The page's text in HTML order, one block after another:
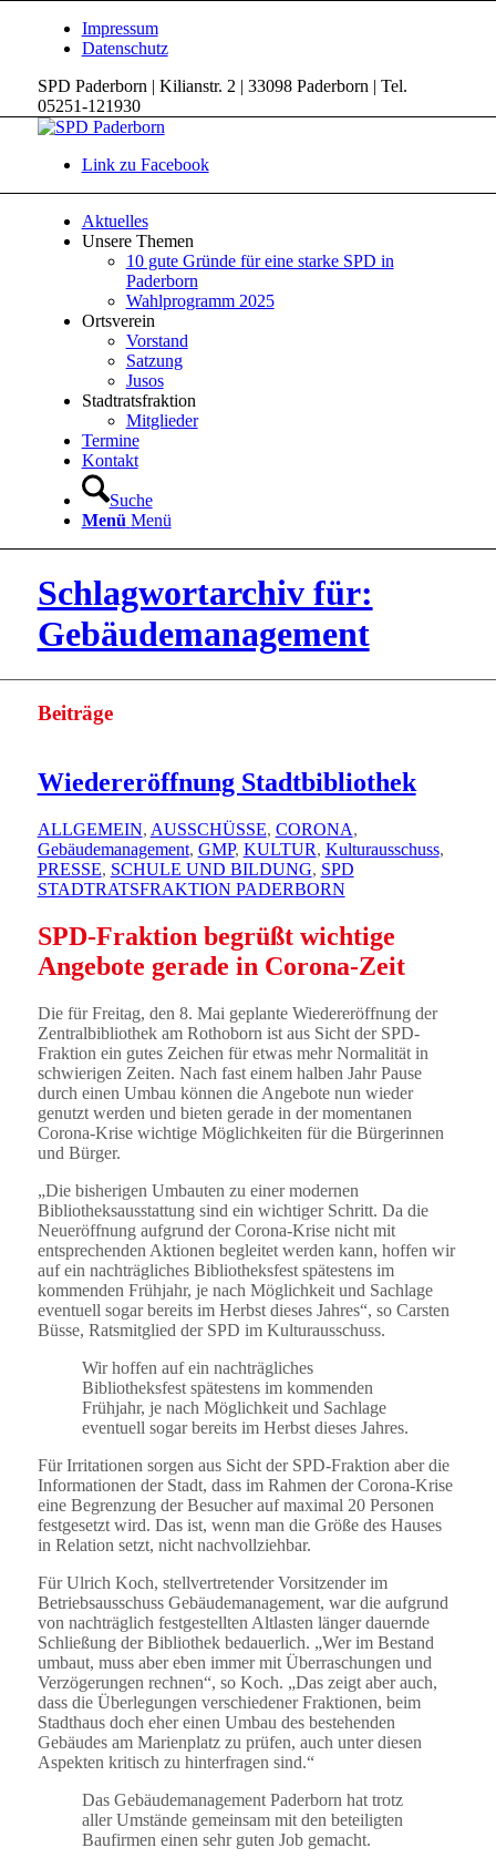
Impressum
Datenschutz
SPD Paderborn | Kilianstr. 2 | 33098 Paderborn | Tel.
05251-121930
Link zu Facebook
Aktuelles
Unsere Themen
10 gute Gründe für eine starke SPD in
Paderborn
Wahlprogramm 2025
Ortsverein
Vorstand
Satzung
Jusos
Stadtratsfraktion
Mitglieder
Termine
Kontakt
Suche
Menü Menü
Schlagwortarchiv für:
Gebäudemanagement
Beiträge
Wiedereröffnung Stadtbibliothek
ALLGEMEIN, AUSSCHÜSSE, CORONA,
Gebäudemanagement, GMP, KULTUR, Kulturausschuss,
PRESSE, SCHULE UND BILDUNG, SPD
STADTRATSFRAKTION PADERBORN
SPD-Fraktion begrüßt wichtige
Angebote gerade in Corona-Zeit
Die für Freitag, den 8. Mai geplante Wiedereröffnung der
Zentralbibliothek am Rothoborn ist aus Sicht der SPD-
Fraktion ein gutes Zeichen für etwas mehr Normalität in
schwierigen Zeiten. Nach fast einem halben Jahr Pause
durch einen Umbau können die Angebote nun wieder
genutzt werden und bieten gerade in der momentanen
Corona-Krise wichtige Möglichkeiten für die Bürgerinnen
und Bürger.
„Die bisherigen Umbauten zu einer modernen
Bibliotheksausstattung sind ein wichtiger Schritt. Da die
Neueröffnung aufgrund der Corona-Krise nicht mit
entsprechenden Aktionen begleitet werden kann, hoffen wir
auf ein nachträgliches Bibliotheksfest spätestens im
kommenden Frühjahr, je nach Möglichkeit und Sachlage
eventuell sogar bereits im Herbst dieses Jahres“, so Carsten
Büsse, Ratsmitglied der SPD im Kulturausschuss.
Wir hoffen auf ein nachträgliches
Bibliotheksfest spätestens im kommenden
Frühjahr, je nach Möglichkeit und Sachlage
eventuell sogar bereits im Herbst dieses Jahres.
Für Irritationen sorgen aus Sicht der SPD-Fraktion aber die
Informationen der Stadt, dass im Rahmen der Corona-Krise
eine Begrenzung der Besucher auf maximal 20 Personen
festgesetzt wird. Das ist, wenn man die Größe des Hauses
in Relation setzt, nicht nachvollziehbar.
Für Ulrich Koch, stellvertretender Vorsitzender im
Betriebsausschuss Gebäudemanagement, war die aufgrund
von nachträglich festgestellten Altlasten länger dauernde
Schließung der Bibliothek bedauerlich. „Wer im Bestand
umbaut, muss aber eben immer mit Überraschungen und
Verzögerungen rechnen“, so Koch. „Das zeigt aber auch,
dass die Überlegungen verschiedener Fraktionen, beim
Stadthaus doch eher einen Umbau des bestehenden
Gebäudes am Marienplatz zu prüfen, auch unter diesen
Aspekten kritisch zu hinterfragen sind.“
Das Gebäudemanagement Paderborn hat trotz
aller Umstände gemeinsam mit den beteiligten
Baufirmen einen sehr guten Job gemacht.